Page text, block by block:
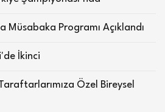
Programı Açıklandı
İkinci
Özel Bireysel